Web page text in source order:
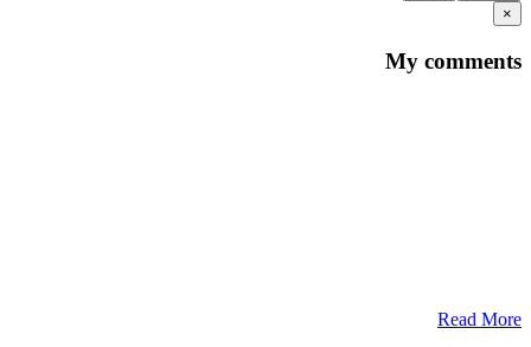
×
My comments
Read More